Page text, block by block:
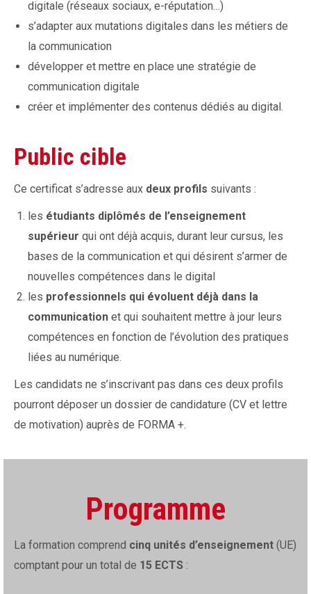
digitale (réseaux sociaux, e-réputation…)
s’adapter aux mutations digitales dans les métiers de
la communication
développer et mettre en place une stratégie de
communication digitale
créer et implémenter des contenus dédiés au digital.
Public cible
Ce certificat s’adresse aux deux profils suivants :
les étudiants diplômés de l’enseignement
supérieur qui ont déjà acquis, durant leur cursus, les
bases de la communication et qui désirent s’armer de
nouvelles compétences dans le digital
les professionnels qui évoluent déjà dans la
communication et qui souhaitent mettre à jour leurs
compétences en fonction de l’évolution des pratiques
liées au numérique.
Les candidats ne s’inscrivant pas dans ces deux profils
pourront déposer un dossier de candidature (CV et lettre
de motivation) auprès de FORMA +.
Programme
La formation comprend cinq unités d’enseignement (UE)
comptant pour un total de 15 ECTS :